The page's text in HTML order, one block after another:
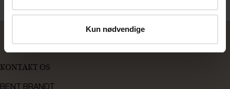
Kun nødvendige
KONTAKT OS
BENT BRANDT